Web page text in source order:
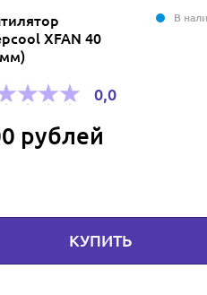
XFAN 40
В
0,0
рублей
КУПИТЬ